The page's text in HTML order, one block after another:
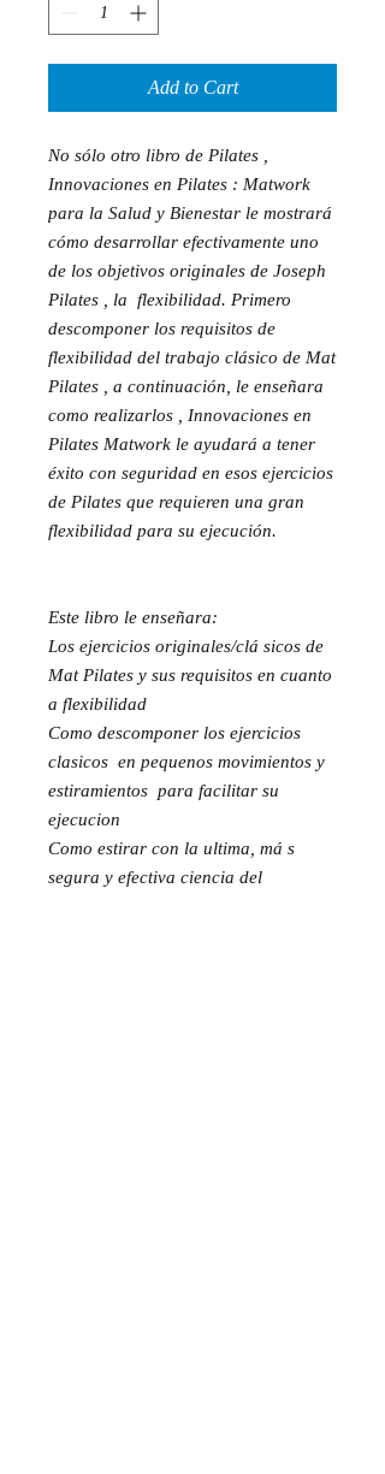
Add to Cart
No sólo otro libro de Pilates ,
Innovaciones en Pilates : Matwork
para la Salud y Bienestar le mostrará
cómo desarrollar efectivamente uno
de los objetivos originales de Joseph
Pilates , la  flexibilidad. Primero
descomponer los requisitos de
flexibilidad del trabajo clásico de Mat
Pilates , a continuación, le enseñara
como realizarlos , Innovaciones en
Pilates Matwork le ayudará a tener
éxito con seguridad en esos ejercicios
de Pilates que requieren una gran
flexibilidad para su ejecución.
Este libro le enseñara:
Los ejercicios originales/clá sicos de
Mat Pilates y sus requisitos en cuanto
a flexibilidad
Como descomponer los ejercicios
clasicos  en pequenos movimientos y
estiramientos  para facilitar su
ejecucion
Como estirar con la ultima, má s
segura y efectiva ciencia del